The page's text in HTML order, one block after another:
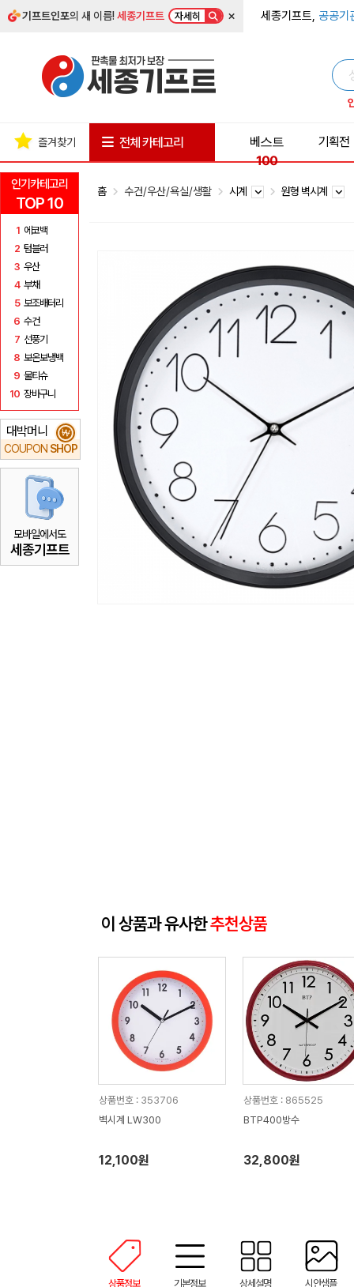
기프트인포의 새 이름!세종기프트 자세히 × 세종기프트, 공공기
인기카테고리
TOP 10
1 에코백
2 텀블러
3 우산
4 부채
5 보조배터리
6 수건
7 선풍기
8 보온보냉백
9 물티슈
10 장바구니
대박머니
COUPON SHOP
₩
모바일에서도
세종기프트
즐겨찾기 전체 카테고리
베스트
100
기획전
홈 수건/우산/욕실/생활 시계 원형 벽시계
이 상품과 유사한추천상품
상품번호 : 353706
벽시계 LW300
12,100원
상품번호 : 865525
BTP400방수
32,800원
상품정보 기본정보 상세설명 시안샘플